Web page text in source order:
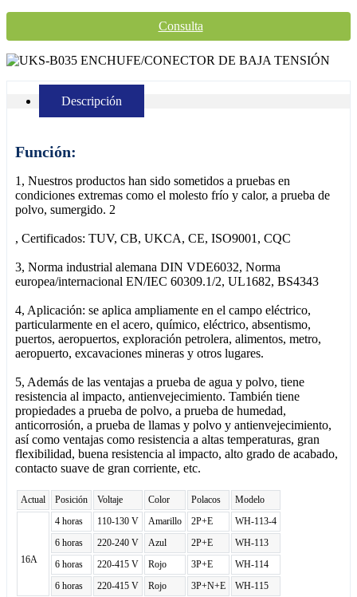
Consulta
Descripción
Función:
1, Nuestros productos han sido sometidos a pruebas en
condiciones extremas como el molesto frío y calor, a prueba de
polvo, sumergido. 2
, Certificados: TUV, CB, UKCA, CE, ISO9001, CQC
3, Norma industrial alemana DIN VDE6032, Norma
europea/internacional EN/IEC 60309.1/2, UL1682, BS4343
4, Aplicación: se aplica ampliamente en el campo eléctrico,
particularmente en el acero, químico, eléctrico, absentismo,
puertos, aeropuertos, exploración petrolera, alimentos, metro,
aeropuerto, excavaciones mineras y otros lugares.
5, Además de las ventajas a prueba de agua y polvo, tiene
resistencia al impacto, antienvejecimiento. También tiene
propiedades a prueba de polvo, a prueba de humedad,
anticorrosión, a prueba de llamas y polvo y antienvejecimiento,
así como ventajas como resistencia a altas temperaturas, gran
flexibilidad, buena resistencia al impacto, alto grado de acabado,
contacto suave de gran corriente, etc.
Actual Posición Voltaje Color Polacos Modelo
16A
4 horas 110-130 V Amarillo 2P+E
WH-113-4
6 horas
220-240 V Azul 2P+E
WH-113
6 horas
220-415 V Rojo 3P+E
WH-114
6 horas
220-415 V Rojo 3P+N+E WH-115